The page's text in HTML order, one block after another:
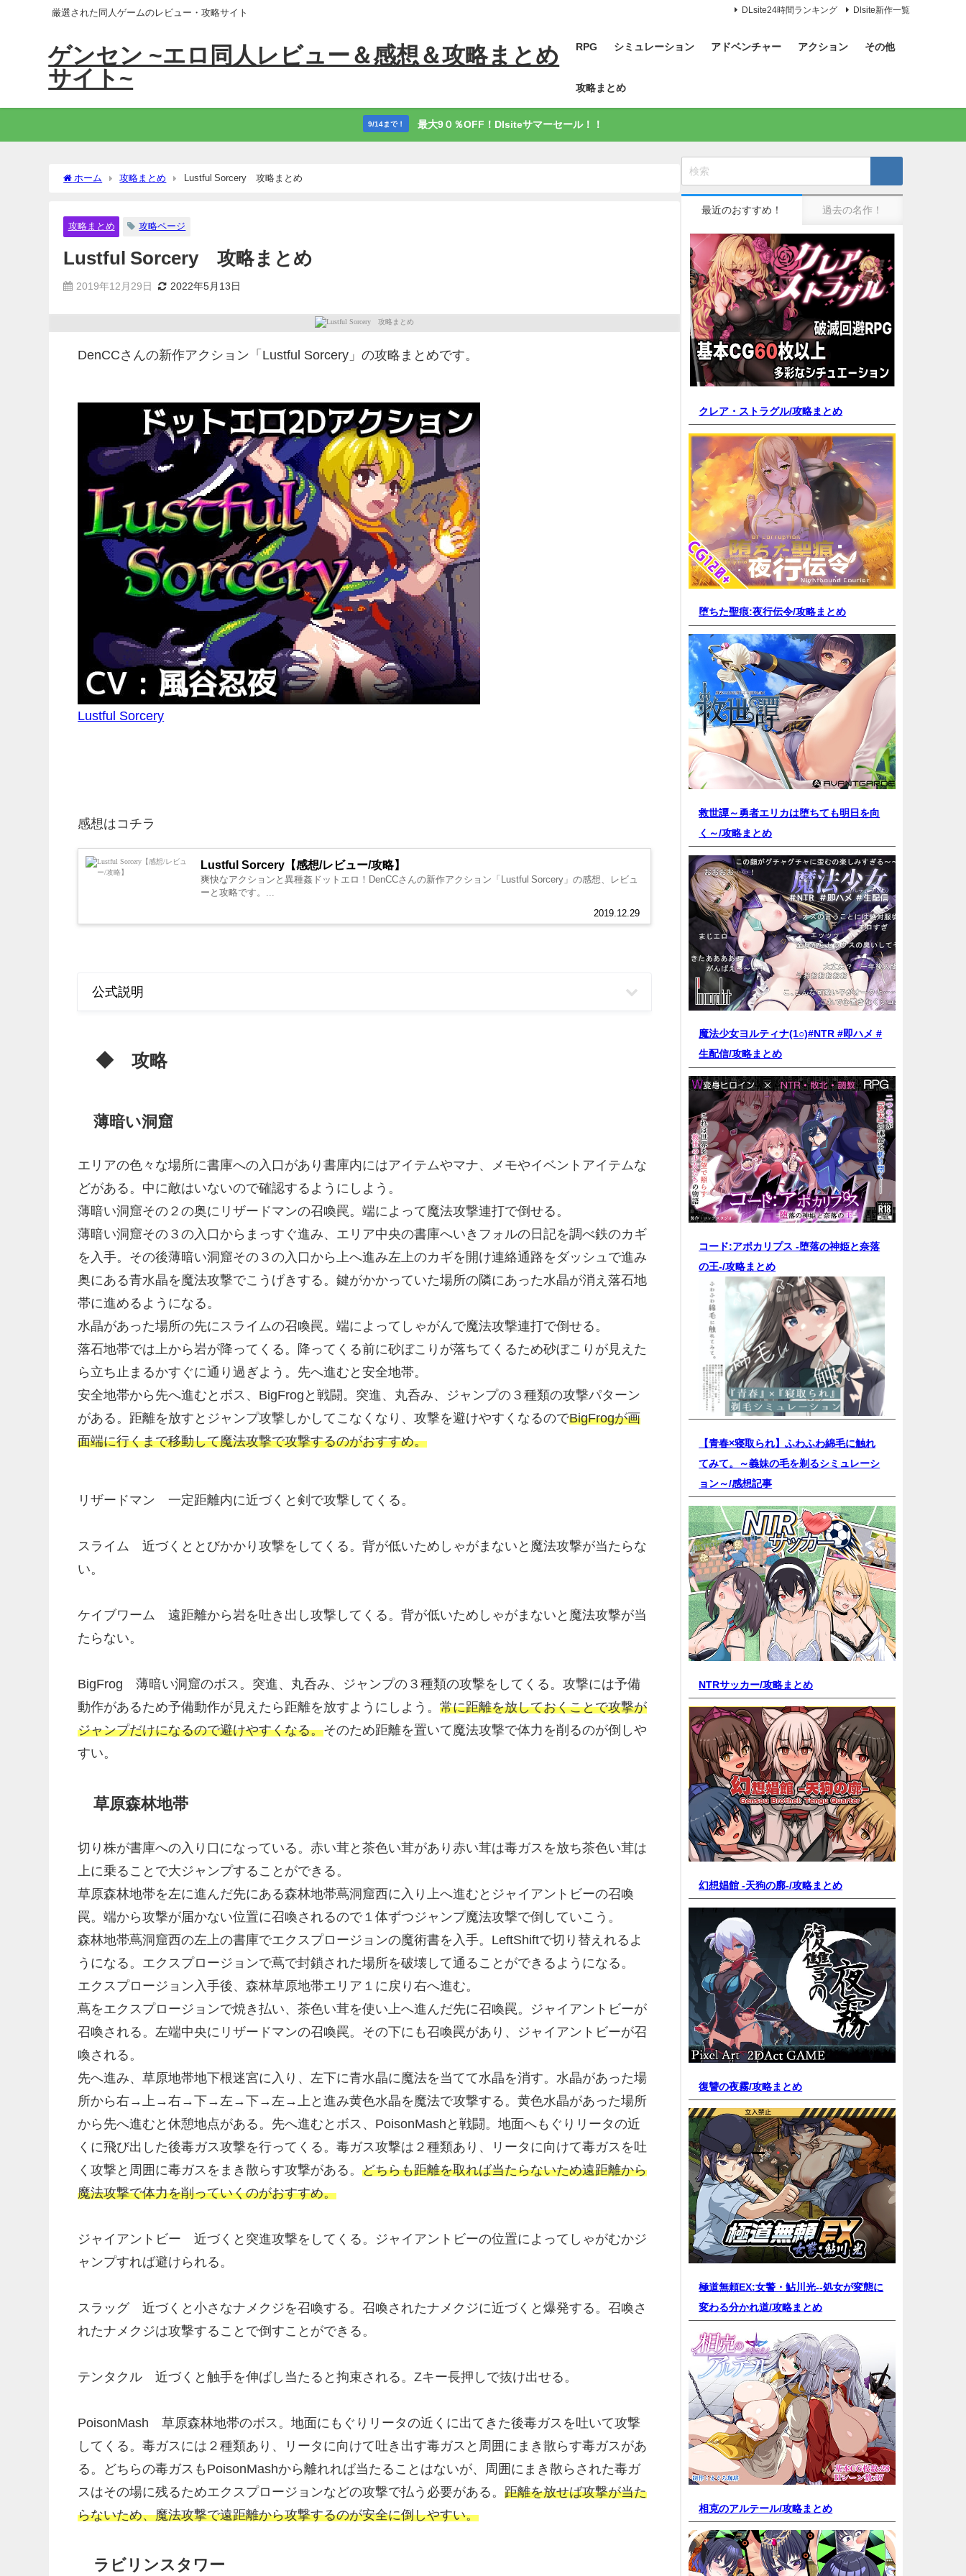
厳選された同人ゲームのレビュー・攻略サイト DLsite24時間ランキング Dlsite新作一覧
ゲンセン ~エロ同人レビュー＆感想＆攻略まとめ
サイト~
RPG シミュレーション アドベンチャー アクション その他
攻略まとめ
9/14まで！ 最大9０％OFF！Dlsiteサマーセール！！
ホーム 攻略まとめ Lustful Sorcery 攻略まとめ
攻略まとめ 攻略ページ
Lustful Sorcery 攻略まとめ
2019年12月29日 2022年5月13日
DenCCさんの新作アクション「Lustful Sorcery」の攻略まとめです。
Lustful Sorcery
感想はコチラ
Lustful Sorcery【感想/レビュー/攻略】
2019.12.29
爽快なアクションと異種姦ドットエロ！DenCCさんの新作アクション「Lustful Sorcery」の感想、レビュ
ーと攻略です。...
公式説明
◆ 攻略
薄暗い洞窟
エリアの色々な場所に書庫への入口があり書庫内にはアイテムやマナ、メモやイベントアイテムな
どがある。中に敵はいないので確認するようにしよう。
薄暗い洞窟その２の奥にリザードマンの召喚罠。端によって魔法攻撃連打で倒せる。
薄暗い洞窟その３の入口からまっすぐ進み、エリア中央の書庫へいきフォルの日記を調べ鉄のカギ
を入手。その後薄暗い洞窟その３の入口から上へ進み左上のカギを開け連絡通路をダッシュで進み
奥にある青水晶を魔法攻撃でこうげきする。鍵がかかっていた場所の隣にあった水晶が消え落石地
帯に進めるようになる。
水晶があった場所の先にスライムの召喚罠。端によってしゃがんで魔法攻撃連打で倒せる。
落石地帯では上から岩が降ってくる。降ってくる前に砂ぼこりが落ちてくるため砂ぼこりが見えた
ら立ち止まるかすぐに通り過ぎよう。先へ進むと安全地帯。
安全地帯から先へ進むとボス、BigFrogと戦闘。突進、丸呑み、ジャンプの３種類の攻撃パターン
がある。距離を放すとジャンプ攻撃しかしてこなくなり、攻撃を避けやすくなるのでBigFrogが画
面端に行くまで移動して魔法攻撃で攻撃するのがおすすめ。
リザードマン 一定距離内に近づくと剣で攻撃してくる。
スライム 近づくととびかかり攻撃をしてくる。背が低いためしゃがまないと魔法攻撃が当たらな
い。
ケイブワーム 遠距離から岩を吐き出し攻撃してくる。背が低いためしゃがまないと魔法攻撃が当
たらない。
BigFrog 薄暗い洞窟のボス。突進、丸呑み、ジャンプの３種類の攻撃をしてくる。攻撃には予備
動作があるため予備動作が見えたら距離を放すようにしよう。常に距離を放しておくことで攻撃が
ジャンプだけになるので避けやすくなる。そのため距離を置いて魔法攻撃で体力を削るのが倒しや
すい。
草原森林地帯
切り株が書庫への入り口になっている。赤い茸と茶色い茸があり赤い茸は毒ガスを放ち茶色い茸は
上に乗ることで大ジャンプすることができる。
草原森林地帯を左に進んだ先にある森林地帯蔦洞窟西に入り上へ進むとジャイアントビーの召喚
罠。端から攻撃が届かない位置に召喚されるので１体ずつジャンプ魔法攻撃で倒していこう。
森林地帯蔦洞窟西の左上の書庫でエクスプロージョンの魔術書を入手。LeftShiftで切り替えれるよ
うになる。エクスプロージョンで蔦で封鎖された場所を破壊して通ることができるようになる。
エクスプロージョン入手後、森林草原地帯エリア１に戻り右へ進む。
蔦をエクスプロージョンで焼き払い、茶色い茸を使い上へ進んだ先に召喚罠。ジャイアントビーが
召喚される。左端中央にリザードマンの召喚罠。その下にも召喚罠があり、ジャイアントビーが召
喚される。
先へ進み、草原地帯地下根迷宮に入り、左下に青水晶に魔法を当てて水晶を消す。水晶があった場
所から右→上→右→下→左→下→左→上と進み黄色水晶を魔法で攻撃する。黄色水晶があった場所
から先へ進むと休憩地点がある。先へ進むとボス、PoisonMashと戦闘。地面へもぐりリータの近
くに飛び出した後毒ガス攻撃を行ってくる。毒ガス攻撃は２種類あり、リータに向けて毒ガスを吐
く攻撃と周囲に毒ガスをまき散らす攻撃がある。どちらも距離を取れば当たらないため遠距離から
魔法攻撃で体力を削っていくのがおすすめ。
ジャイアントビー 近づくと突進攻撃をしてくる。ジャイアントビーの位置によってしゃがむかジ
ャンプすれば避けられる。
スラッグ 近づくと小さなナメクジを召喚する。召喚されたナメクジに近づくと爆発する。召喚さ
れたナメクジは攻撃することで倒すことができる。
テンタクル 近づくと触手を伸ばし当たると拘束される。Zキー長押しで抜け出せる。
PoisonMash 草原森林地帯のボス。地面にもぐりリータの近くに出てきた後毒ガスを吐いて攻撃
してくる。毒ガスには２種類あり、リータに向けて吐き出す毒ガスと周囲にまき散らす毒ガスがあ
る。どちらの毒ガスもPoisonMashから離れれば当たることはないが、周囲にまき散らされた毒ガ
スはその場に残るためエクスプロージョンなどの攻撃で払う必要がある。距離を放せば攻撃が当た
らないため、魔法攻撃で遠距離から攻撃するのが安全に倒しやすい。
ラビリンスタワー
最近のおすすめ！ 過去の名作！
クレア・ストラグル/攻略まとめ
堕ちた聖痕:夜行伝令/攻略まとめ
救世譚～勇者エリカは堕ちても明日を向
く～/攻略まとめ
魔法少女ヨルティナ(1○)#NTR #即ハメ #
生配信/攻略まとめ
コード:アポカリプス -堕落の神姫と奈落
の王-/攻略まとめ
【青春×寝取られ】ふわふわ綿毛に触れ
てみて。～義妹の毛を剃るシミュレーシ
ョン～/感想記事
NTRサッカー/攻略まとめ
幻想娼館 -天狗の廓-/攻略まとめ
復讐の夜霧/攻略まとめ
極道無頼EX:女警・鮎川光--処女が変態に
変わる分かれ道/攻略まとめ
相克のアルテール/攻略まとめ